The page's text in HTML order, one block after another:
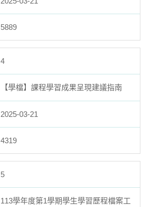
5889
4
【學檔】課程學習成果呈現建議指南
2025-03-21
4319
5
113學年度第1學期學生學習歷程檔案工